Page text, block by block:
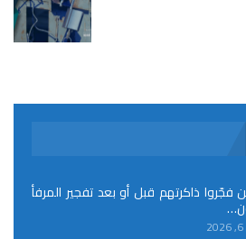
فجّروا ذاكرتهم قبل أو بعد تفجير المرفأ